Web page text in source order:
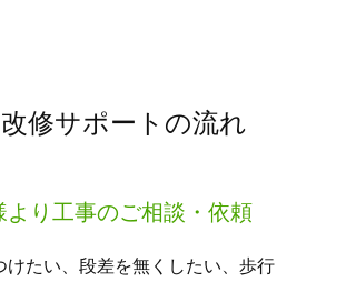
修サポートの流れ
より工事のご相談・依頼
けたい、段差を無くしたい、歩行